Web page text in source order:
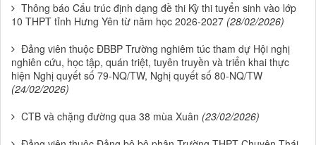
Thông báo Cấu trúc định dạng đề thi Kỳ thi tuyển sinh vào lớp
10 THPT tỉnh Hưng Yên từ năm học 2026-2027 (28/02/2026)
Đảng viên thuộc ĐBBP Trường nghiêm túc tham dự Hội nghị
nghiên cứu, học tập, quán triệt, tuyên truyền và triển khai thực
hiện Nghị quyết số 79-NQ/TW, Nghị quyết số 80-NQ/TW
(24/02/2026)
CTB và chặng đường qua 38 mùa Xuân (23/02/2026)